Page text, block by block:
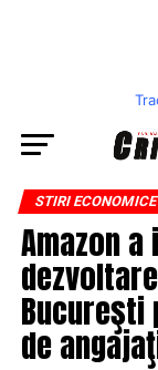
STIRI ECONOMICE
Amazon
Bucureşti
de